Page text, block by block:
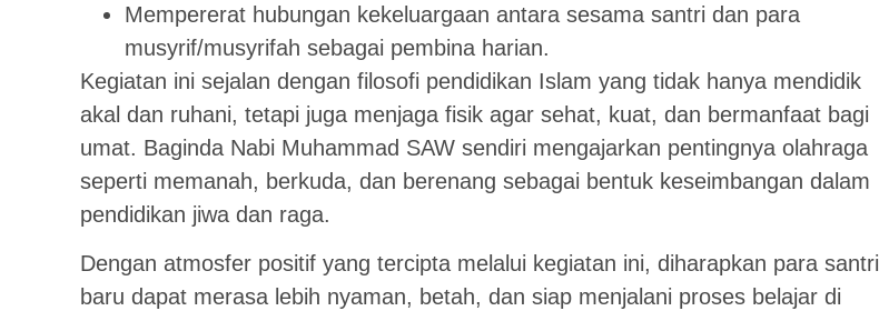
Mempererat hubungan kekeluargaan antara sesama santri dan para
musyrif/musyrifah sebagai pembina harian.
Kegiatan ini sejalan dengan filosofi pendidikan Islam yang tidak hanya mendidik
akal dan ruhani, tetapi juga menjaga fisik agar sehat, kuat, dan bermanfaat bagi
umat. Baginda Nabi Muhammad SAW sendiri mengajarkan pentingnya olahraga
seperti memanah, berkuda, dan berenang sebagai bentuk keseimbangan dalam
pendidikan jiwa dan raga.
Dengan atmosfer positif yang tercipta melalui kegiatan ini, diharapkan para santri
baru dapat merasa lebih nyaman, betah, dan siap menjalani proses belajar di